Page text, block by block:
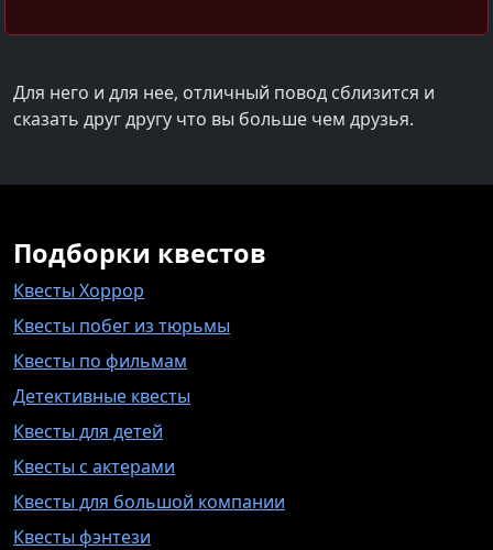
Для него и для нее, отличный повод сблизится и
сказать друг другу что вы больше чем друзья.
Подборки квестов
Квесты Хоррор
Квесты побег из тюрьмы
Квесты по фильмам
Детективные квесты
Квесты для детей
Квесты с актерами
Квесты для большой компании
Квесты фэнтези